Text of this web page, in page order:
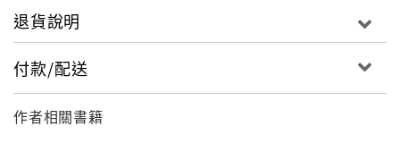
退貨說明
付款/配送
作者相關書籍